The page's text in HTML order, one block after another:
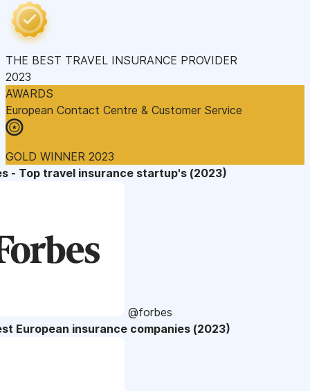
THE BEST TRAVEL INSURANCE PROVIDER
2023
AWARDS
European Contact Centre & Customer Service
GOLD WINNER 2023
- Top travel insurance startup's (2023)
@forbes
European insurance companies (2023)